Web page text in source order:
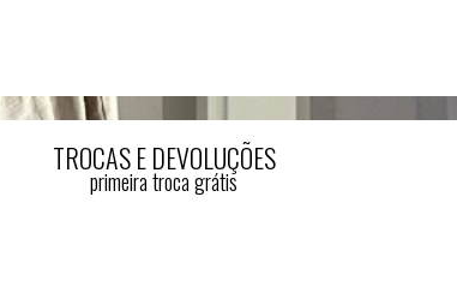
TROCAS E DEVOLUÇÕES
primeira troca grátis